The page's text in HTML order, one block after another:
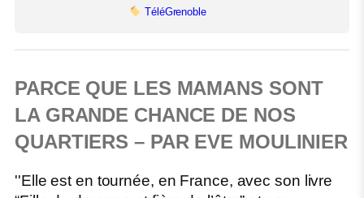
TéléGrenoble
PARCE QUE LES MAMANS SONT
LA GRANDE CHANCE DE NOS
QUARTIERS – PAR EVE MOULINIER
''Elle est en tournée, en France, avec son livre